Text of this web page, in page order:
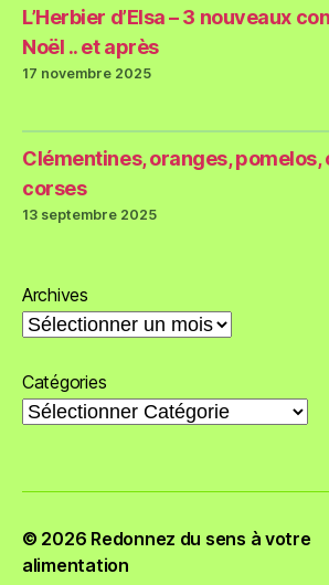
L’Herbier d’Elsa – 3 nouveaux
Noël .. et après
17 novembre 2025
Clémentines, oranges, pomelos,
corses
13 septembre 2025
Archives
Catégories
© 2026 Redonnez du sens à votre
alimentation